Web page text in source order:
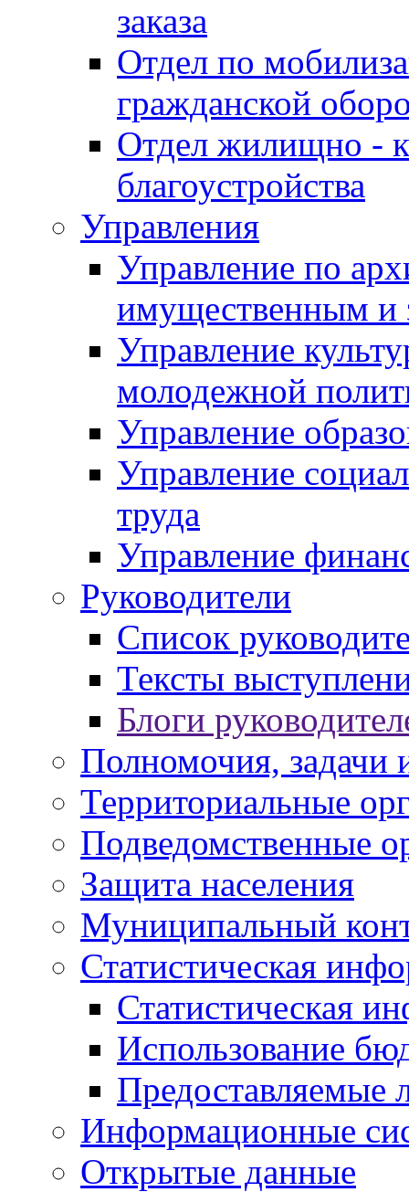
заказа
Отдел по
гражданской
Отдел жилищно -
благоустройства
Управления
Управление по
имущественным и
Управление
молодежной
Управление
Управление
труда
Управление
Руководители
Список
Тексты
Блоги
Полномочия, задачи
Территориальные
Подведомственные
Защита населения
Муниципальный
Статистическая
Статистическая
Использование
Предоставляемые
Информационные
Открытые данные